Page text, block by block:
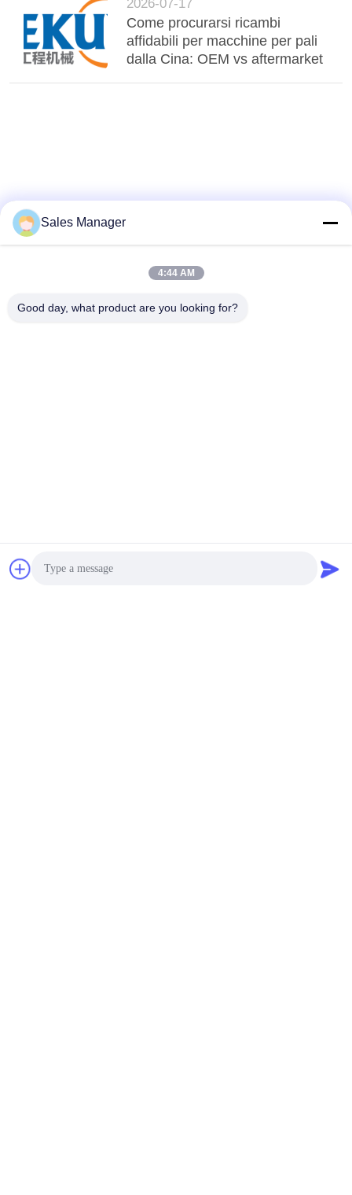
2026-07-17
Come procurarsi ricambi
affidabili per macchine per pali
dalla Cina: OEM vs aftermarket
Sales Manager
4:44 AM
Good day, what product are you looking for?